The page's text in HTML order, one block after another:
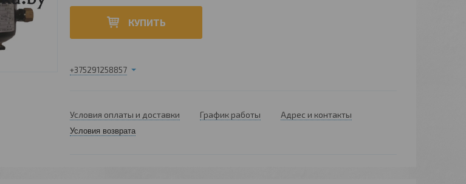
КУПИТЬ
+375291258857
Условия оплаты и доставки График работы Адрес и контакты
Условия возврата